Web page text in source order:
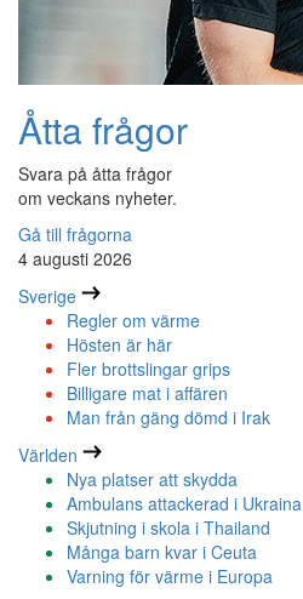
Åtta frågor
Svara på åtta frågor
om veckans nyheter.
Gå till frågorna
4 augusti 2026
Sverige
Regler om värme
Hösten är här
Fler brottslingar grips
Billigare mat i affären
Man från gäng dömd i Irak
Världen
Nya platser att skydda
Ambulans attackerad i Ukraina
Skjutning i skola i Thailand
Många barn kvar i Ceuta
Varning för värme i Europa